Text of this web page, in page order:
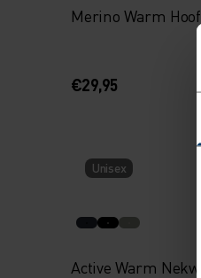
Merino Warm
€29,95
Unisex
Active Warm